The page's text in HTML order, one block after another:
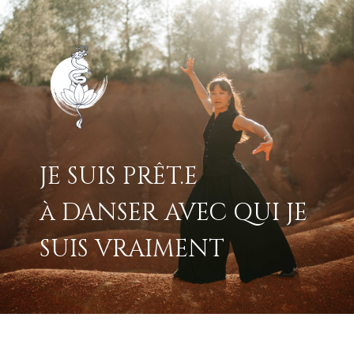
JE SUIS PRÊT.E
à DANSER AVEC QUI JE
SUIS VRAIMENT